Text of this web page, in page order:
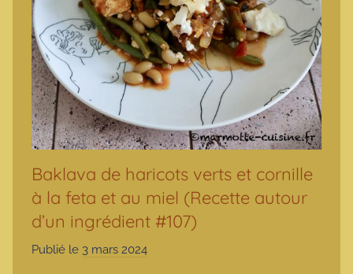
Baklava de haricots verts et cornille
à la feta et au miel (Recette autour
d’un ingrédient #107)
Publié le 3 mars 2024